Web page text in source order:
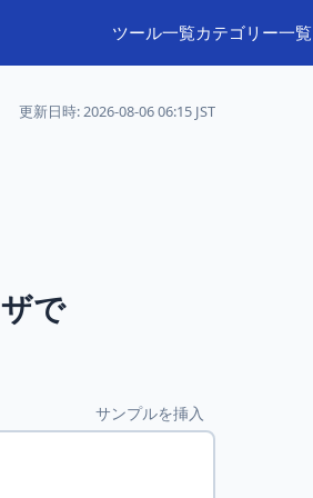
ツール一覧カテゴリー一覧
更新日時:2026-08-06 06:15 JST
で
サンプルを挿入